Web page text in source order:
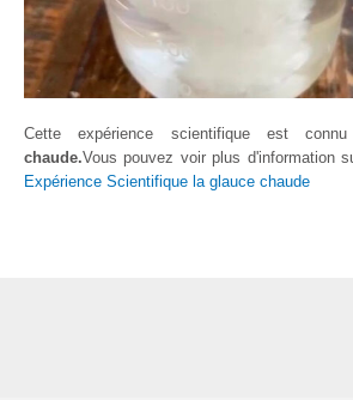
Cette expérience scientifique est
chaude.Vous pouvez voir plus d'information
Expérience Scientifique la glauce chaude